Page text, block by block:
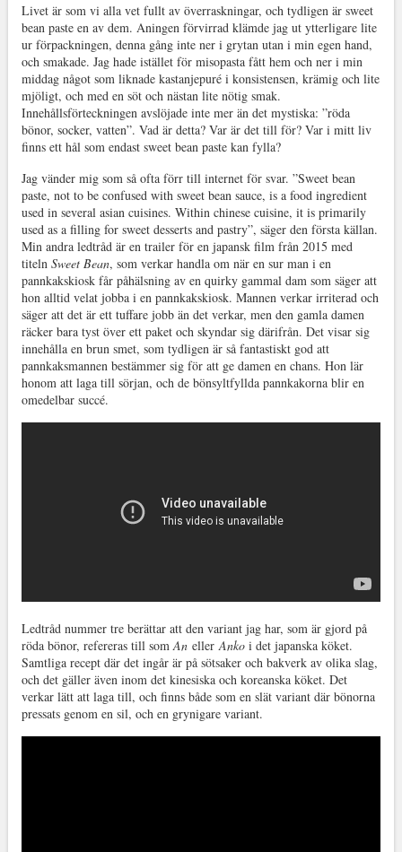
Livet är som vi alla vet fullt av överraskningar, och tydligen är sweet
bean paste en av dem. Aningen förvirrad klämde jag ut ytterligare lite
ur förpackningen, denna gång inte ner i grytan utan i min egen hand,
och smakade. Jag hade istället för misopasta fått hem och ner i min
middag något som liknade kastanjepuré i konsistensen, krämig och lite
mjöligt, och med en söt och nästan lite nötig smak.
Innehållsförteckningen avslöjade inte mer än det mystiska: ”röda
bönor, socker, vatten”. Vad är detta? Var är det till för? Var i mitt liv
finns ett hål som endast sweet bean paste kan fylla?
Jag vänder mig som så ofta förr till internet för svar. ”Sweet bean
paste, not to be confused with sweet bean sauce, is a food ingredient
used in several asian cuisines. Within chinese cuisine, it is primarily
used as a filling for sweet desserts and pastry”, säger den första källan.
Min andra ledtråd är en trailer för en japansk film från 2015 med
titeln Sweet Bean, som verkar handla om när en sur man i en
pannkakskiosk får påhälsning av en quirky gammal dam som säger att
hon alltid velat jobba i en pannkakskiosk. Mannen verkar irriterad och
säger att det är ett tuffare jobb än det verkar, men den gamla damen
räcker bara tyst över ett paket och skyndar sig därifrån. Det visar sig
innehålla en brun smet, som tydligen är så fantastiskt god att
pannkaksmannen bestämmer sig för att ge damen en chans. Hon lär
honom att laga till sörjan, och de bönsyltfyllda pannkakorna blir en
omedelbar succé.
Ledtråd nummer tre berättar att den variant jag har, som är gjord på
röda bönor, refereras till som An eller Ankoi det japanska köket.
Samtliga recept där det ingår är på sötsaker och bakverk av olika slag,
och det gäller även inom det kinesiska och koreanska köket. Det
verkar lätt att laga till, och finns både som en slät variant där bönorna
pressats genom en sil, och en grynigare variant.